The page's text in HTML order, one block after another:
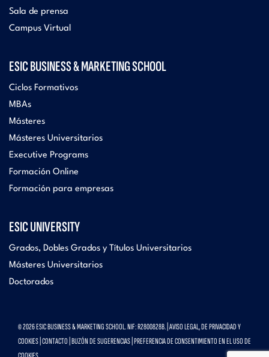
Sala de prensa
Campus Virtual
ESIC BUSINESS & MARKETING SCHOOL
Ciclos Formativos
MBAs
Másteres
Másteres Universitarios
Executive Programs
Formación Online
Formación para empresas
ESIC UNIVERSITY
Grados, Dobles Grados y Títulos Universitarios
Másteres Universitarios
Doctorados
© 2026 ESIC BUSINESS & MARKETING SCHOOL. NIF: R2800828B. | AVISO LEGAL, DE PRIVACIDAD Y
COOKIES CONTACTO BUZÓN DE SUGERENCIAS PREFERENCIA DE CONSENTIMIENTO EN EL USO DE